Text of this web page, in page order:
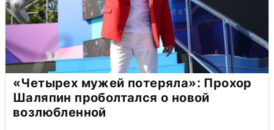
«Четырех мужей потеряла»: Прохор
Шаляпин проболтался о новой
возлюбленной